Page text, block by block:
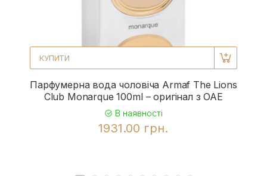
КУПИТИ
Парфумерна вода чоловіча Armaf The Lions
Club Monarque 100ml – оригінал з ОАЕ
В наявності
1931.00 грн.